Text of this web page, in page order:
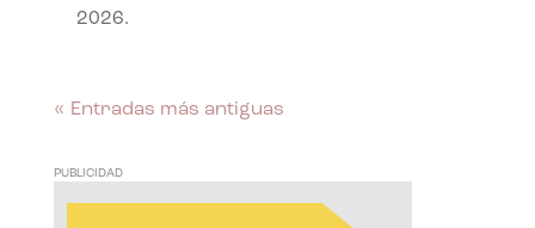
2026.
« Entradas más antiguas
PUBLICIDAD